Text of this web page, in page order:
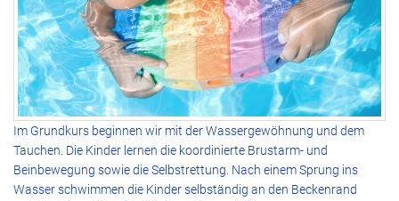
Im Grundkurs beginnen wir mit der Wassergewöhnung und dem
Tauchen. Die Kinder lernen die koordinierte Brustarm- und
Beinbewegung sowie die Selbstrettung. Nach einem Sprung ins
Wasser schwimmen die Kinder selbständig an den Beckenrand